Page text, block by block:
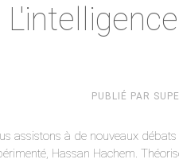
PUBLIÉ PAR
assistons à de nouveaux
Hassan Hachem.